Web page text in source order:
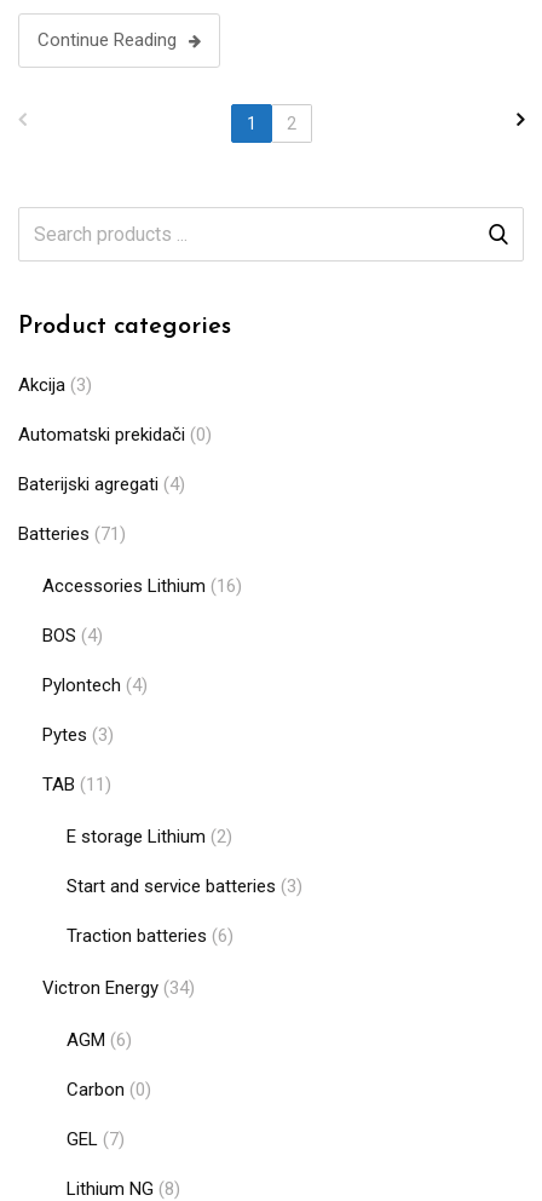
Continue Reading
1 2
Product categories
Akcija (3)
Automatski prekidači (0)
Baterijski agregati (4)
Batteries (71)
Accessories Lithium (16)
BOS (4)
Pylontech (4)
Pytes (3)
TAB (11)
E storage Lithium (2)
Start and service batteries (3)
Traction batteries (6)
Victron Energy (34)
AGM (6)
Carbon (0)
GEL (7)
Lithium NG (8)